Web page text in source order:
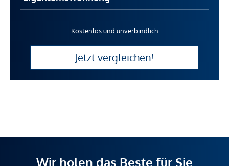
Kostenlos und unverbindlich
Jetzt vergleichen!
Wir holen das Beste für Sie